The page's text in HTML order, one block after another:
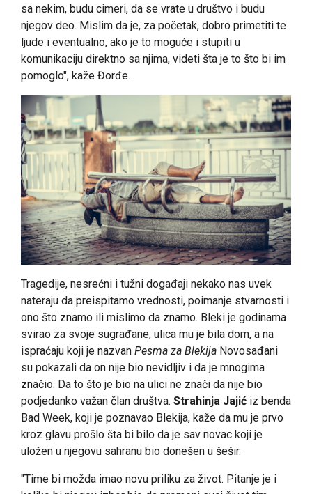
sa nekim, budu cimeri, da se vrate u društvo i budu
njegov deo. Mislim da je, za početak, dobro primetiti te
ljude i eventualno, ako je to moguće i stupiti u
komunikaciju direktno sa njima, videti šta je to što bi im
pomoglo", kaže Đorđe.
Tragedije, nesrećni i tužni događaji nekako nas uvek
nateraju da preispitamo vrednosti, poimanje stvarnosti i
ono što znamo ili mislimo da znamo. Bleki je godinama
svirao za svoje sugrađane, ulica mu je bila dom, a na
ispraćaju koji je nazvan Pesma za Blekija Novosađani
su pokazali da on nije bio nevidljiv i da je mnogima
značio. Da to što je bio na ulici ne znači da nije bio
podjedanko važan član društva. Strahinja Jajić iz benda
Bad Week, koji je poznavao Blekija, kaže da mu je prvo
kroz glavu prošlo šta bi bilo da je sav novac koji je
uložen u njegovu sahranu bio donešen u šešir.
"Time bi možda imao novu priliku za život. Pitanje je i